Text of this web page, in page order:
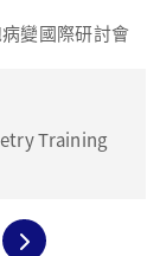
變國際研討會
Training